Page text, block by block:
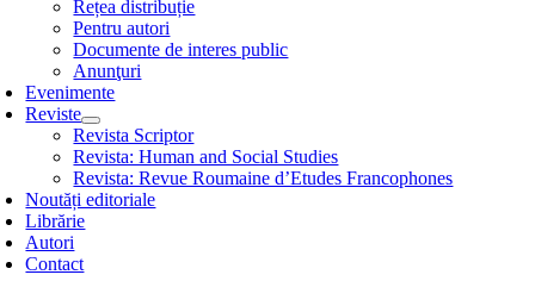
Rețea distribuție
Pentru autori
Documente de interes public
Anunţuri
Evenimente
Reviste
Revista Scriptor
Revista: Human and Social Studies
Revista: Revue Roumaine d’Etudes Francophones
Noutăți editoriale
Librărie
Autori
Contact